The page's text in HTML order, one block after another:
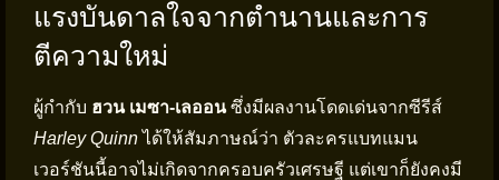
แรงบันดาลใจจากตำนานและการ
ตีความใหม่
ผู้กำกับ ฮวน เมซา-เลออนซึ่งมีผลงานโดดเด่นจากซีรีส์
Harley Quinnได้ให้สัมภาษณ์ว่า ตัวละครแบทแมน
เวอร์ชันนี้อาจไม่เกิดจากครอบครัวเศรษฐี แต่เขาก็ยังคงมี